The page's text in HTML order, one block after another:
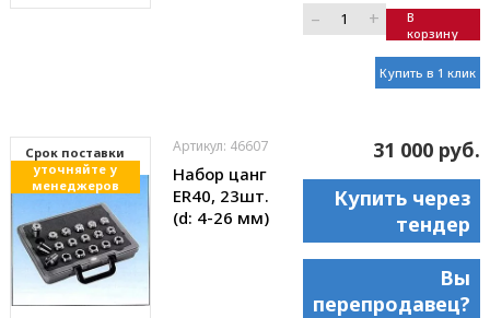
– +
В
корзину
Купить в 1 клик
Cрок поставки
уточняйте у
менеджеров
Артикул: 46607
Набор цанг
ER40, 23шт.
(d: 4-26 мм)
31 000 руб.
Купить через
тендер
Вы
перепродавец?